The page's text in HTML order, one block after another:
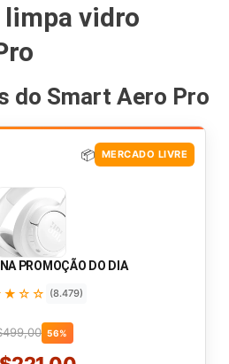
vidro
do Smart Aero Pro
📦 MERCADO LIVRE
PROMOÇÃO DO DIA
(8.479)
56%